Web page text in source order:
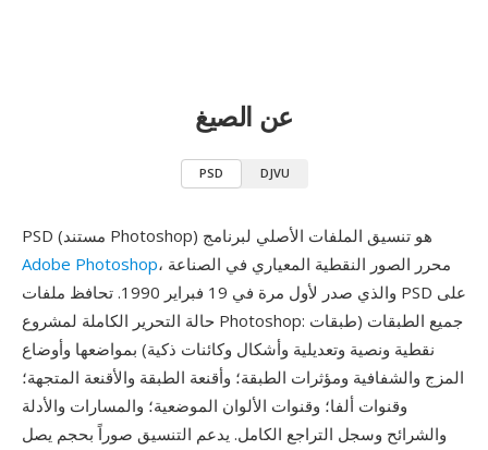
عن الصيغ
PSD DJVU
PSD (مستند Photoshop) هو تنسيق الملفات الأصلي لبرنامج
Adobe Photoshop، محرر الصور النقطية المعياري في الصناعة
والذي صدر لأول مرة في 19 فبراير 1990. تحافظ ملفات PSD على
حالة التحرير الكاملة لمشروع Photoshop: جميع الطبقات (طبقات
نقطية ونصية وتعديلية وأشكال وكائنات ذكية) بمواضعها وأوضاع
المزج والشفافية ومؤثرات الطبقة؛ وأقنعة الطبقة والأقنعة المتجهة؛
وقنوات ألفا؛ وقنوات الألوان الموضعية؛ والمسارات والأدلة
والشرائح وسجل التراجع الكامل. يدعم التنسيق صوراً بحجم يصل